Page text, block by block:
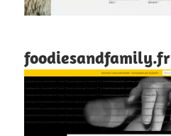
foodiesandfamily.fr